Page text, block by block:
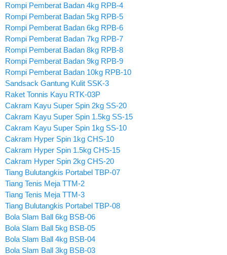
Rompi Pemberat Badan 4kg RPB-4
Rompi Pemberat Badan 5kg RPB-5
Rompi Pemberat Badan 6kg RPB-6
Rompi Pemberat Badan 7kg RPB-7
Rompi Pemberat Badan 8kg RPB-8
Rompi Pemberat Badan 9kg RPB-9
Rompi Pemberat Badan 10kg RPB-10
Sandsack Gantung Kulit SSK-3
Raket Tonnis Kayu RTK-03P
Cakram Kayu Super Spin 2kg SS-20
Cakram Kayu Super Spin 1.5kg SS-15
Cakram Kayu Super Spin 1kg SS-10
Cakram Hyper Spin 1kg CHS-10
Cakram Hyper Spin 1.5kg CHS-15
Cakram Hyper Spin 2kg CHS-20
Tiang Bulutangkis Portabel TBP-07
Tiang Tenis Meja TTM-2
Tiang Tenis Meja TTM-3
Tiang Bulutangkis Portabel TBP-08
Bola Slam Ball 6kg BSB-06
Bola Slam Ball 5kg BSB-05
Bola Slam Ball 4kg BSB-04
Bola Slam Ball 3kg BSB-03